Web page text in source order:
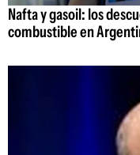
Nafta y gasoil: los
combustible en